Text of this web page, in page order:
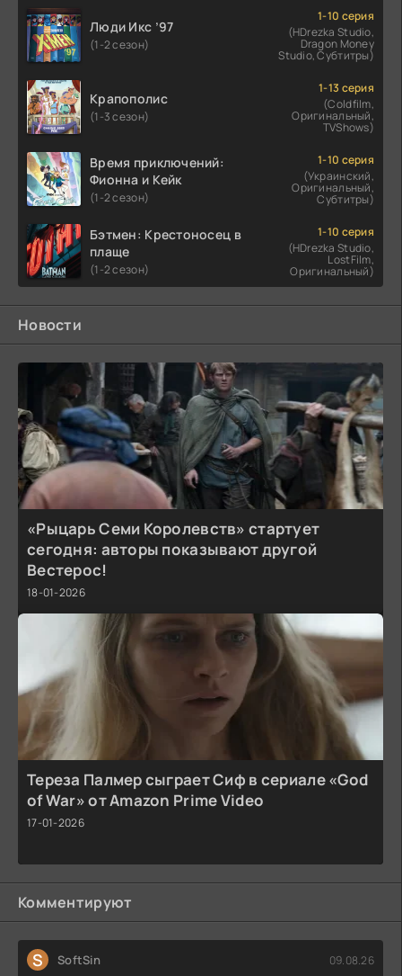
Люди Икс ’97
(1-2 сезон)
1-10 серия
(HDrezka Studio,
Dragon Money
Studio, Субтитры)
Крапополис
(1-3 сезон)
1-13 серия
(Coldfilm,
Оригинальный,
TVShows)
Время приключений:
Фионна и Кейк
(1-2 сезон)
1-10 серия
(Украинский,
Оригинальный,
Субтитры)
Бэтмен: Крестоносец в
плаще
(1-2 сезон)
1-10 серия
(HDrezka Studio,
LostFilm,
Оригинальный)
Новости
«Рыцарь Семи Королевств» стартует
сегодня: авторы показывают другой
Вестерос!
18-01-2026
Тереза Палмер сыграет Сиф в сериале «God
of War» от Amazon Prime Video
17-01-2026
Комментируют
S SoftSin 09.08.26